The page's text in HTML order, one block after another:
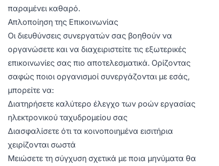
παραμένει καθαρό.
Απλοποίηση της Επικοινωνίας
Οι διευθύνσεις συνεργατών σας βοηθούν να
οργανώσετε και να διαχειριστείτε τις εξωτερικές
επικοινωνίες σας πιο αποτελεσματικά. Ορίζοντας
σαφώς ποιοι οργανισμοί συνεργάζονται με εσάς,
μπορείτε να:
Διατηρήσετε καλύτερο έλεγχο των ροών εργασίας
ηλεκτρονικού ταχυδρομείου σας
Διασφαλίσετε ότι τα κοινοποιημένα εισιτήρια
χειρίζονται σωστά
Μειώσετε τη σύγχυση σχετικά με ποια μηνύματα θα